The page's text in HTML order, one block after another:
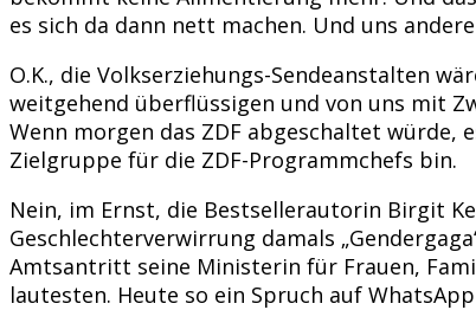
es sich da dann nett machen. Und uns
O.K., die Volkserziehungs-Sendeanstalten
weitgehend überflüssigen und von uns mit
Wenn morgen das ZDF abgeschaltet würde,
Zielgruppe für die ZDF-Programmchefs bin.
Nein, im Ernst, die Bestsellerautorin Birgit
Geschlechterverwirrung damals
Amtsantritt seine Ministerin für Frauen,
lautesten. Heute so ein Spruch auf